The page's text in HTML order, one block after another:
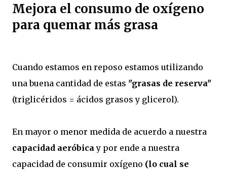
Mejora el consumo de oxígeno
para quemar más grasa
Cuando estamos en reposo estamos utilizando
una buena cantidad de estas "grasas de reserva"
(triglicéridos = ácidos grasos y glicerol).
En mayor o menor medida de acuerdo a nuestra
capacidad aeróbicay por ende a nuestra
capacidad de consumir oxígeno (lo cual se